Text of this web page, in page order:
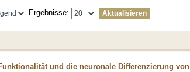
Ergebnisse:
und die neuronale Differenzierung von